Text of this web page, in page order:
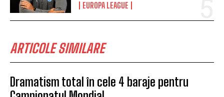
EUROPA LEAGUE
ARTICOLE SIMILARE
Dramatism total în cele 4 baraje pentru